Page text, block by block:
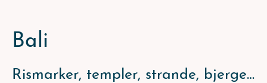
Bali
Rismarker, templer, strande, bjerge…